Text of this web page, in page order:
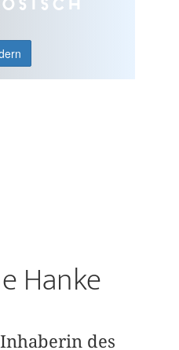
Hanke
des